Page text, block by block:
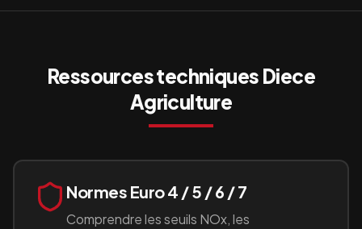
Ressources techniques Diece
Agriculture
Normes Euro 4 / 5 / 6 / 7
Comprendre les seuils NOx, les